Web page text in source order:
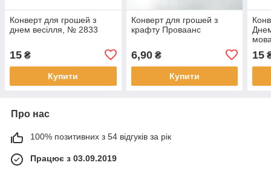
Конверт для грошей з
днем весілля, № 2833
15 ₴
Купити
Конверт для грошей з
крафту Проваанс
6,90₴
Купити
15
Про нас
100% позитивних з 54 відгуків за рік
Працює з 03.09.2019